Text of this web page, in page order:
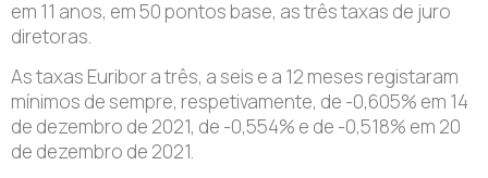
em 11 anos, em 50 pontos base, as três taxas de juro
diretoras.
As taxas Euribor a três, a seis e a 12 meses registaram
mínimos de sempre, respetivamente, de -0,605% em 14
de dezembro de 2021, de -0,554% e de -0,518% em 20
de dezembro de 2021.